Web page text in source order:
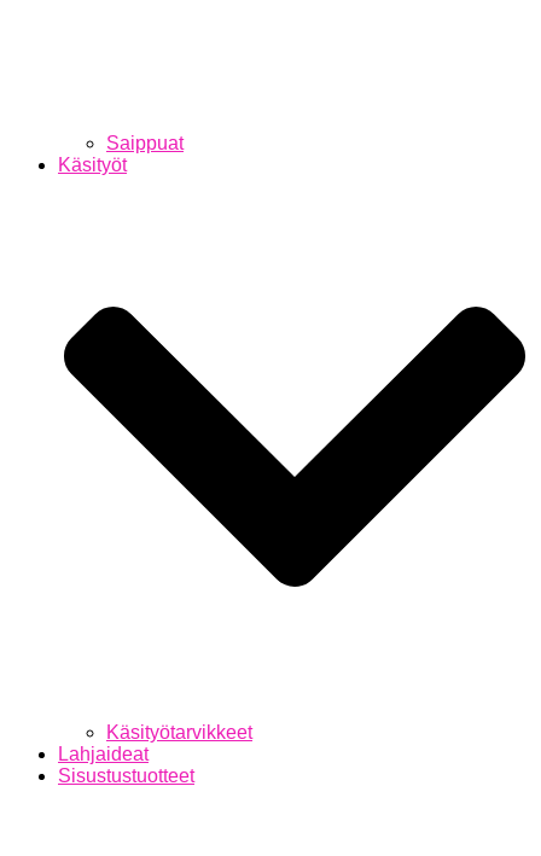
Saippuat
Käsityöt
Käsityötarvikkeet
Lahjaideat
Sisustustuotteet